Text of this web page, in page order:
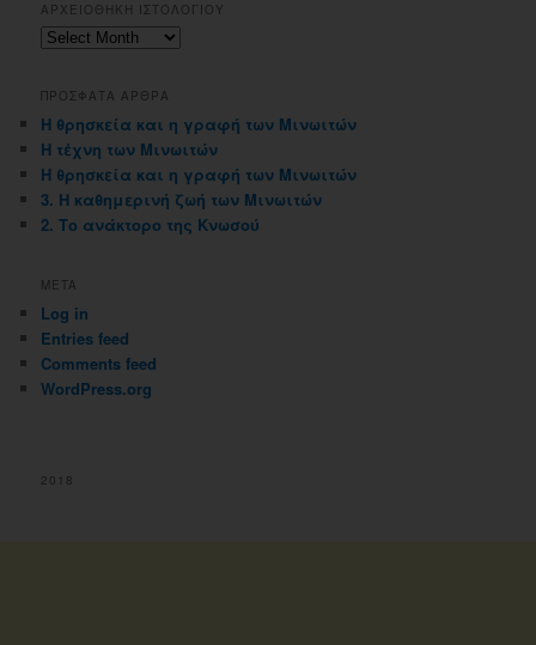
ΑΡΧΕΙΟΘΗΚΗ ΙΣΤΟΛΟΓΙΟΥ
Αρχειοθηκη
ΠΡΟΣΦΑΤΑ ΑΡΘΡΑ
Η θρησκεία και η γραφή των Μινωιτών
Η τέχνη των Μινωιτών
Η θρησκεία και η γραφή των Μινωιτών
3. Η καθημερινή ζωή των Μινωιτών
2. Το ανάκτορο της Κνωσού
META
Log in
Entries feed
Comments feed
WordPress.org
2018